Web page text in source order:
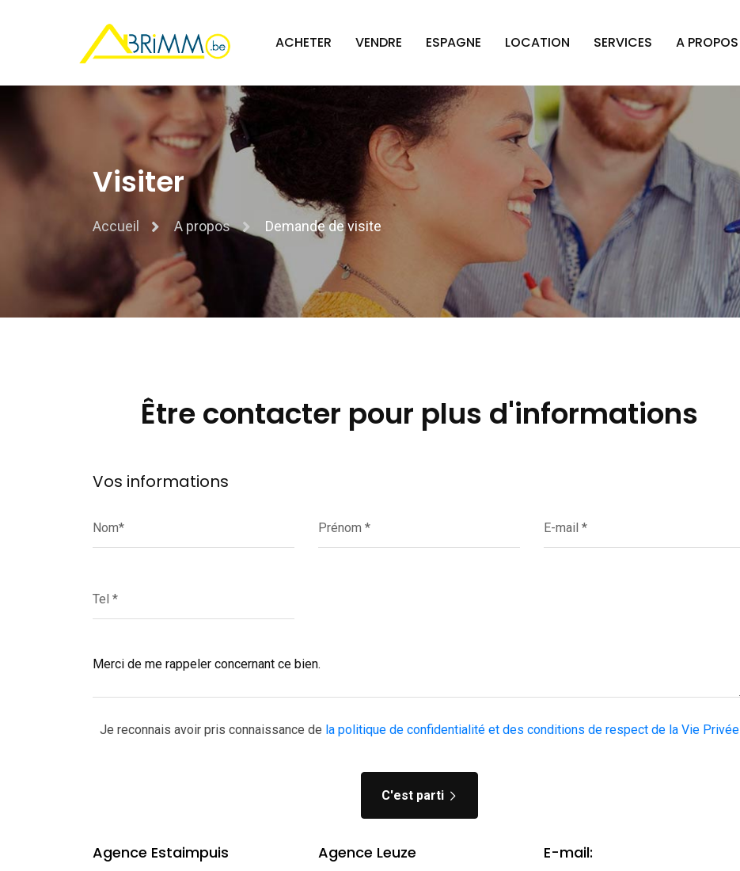
ACHETER VENDRE ESPAGNE LOCATION SERVICES A PROPOS
Visiter
Accueil A propos Demande de visite
Être contacter pour plus d'informations
Vos informations
Je reconnais avoir pris connaissance de la politique de confidentialité et des conditions de respect de la Vie Privée
C'est parti
Agence Estaimpuis Agence Leuze E-mail: